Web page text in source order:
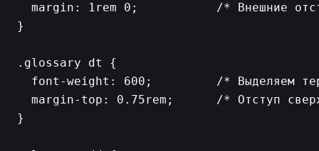
margin: 1rem 0;           /* Внешние
}
.glossary dt {
font-weight: 600;         /* Выделяем
margin-top: 0.75rem;      /* Отступ
}